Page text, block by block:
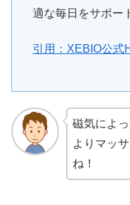
適な毎日をサポー
引用：XEBIO公式
磁気によ
よりマッ
ね！